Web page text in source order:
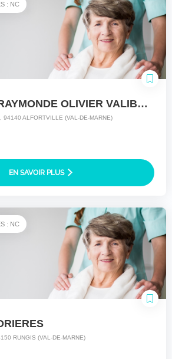
: NC
EHPAD POLE RAYMONDE OLIVIER VALIBOUSE
94140 ALFORTVILLE (VAL-DE-MARNE)
EN SAVOIR PLUS
: NC
RUNGIS (VAL-DE-MARNE)